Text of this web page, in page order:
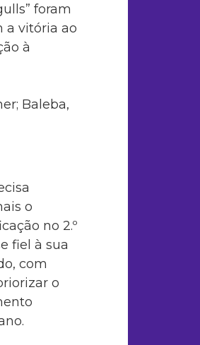
foram
a vitória ao
à
Baleba,
o
no 2.º
fiel à sua
com
o